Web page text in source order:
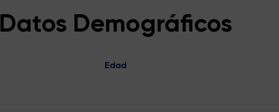
Datos Demográficos
Edad